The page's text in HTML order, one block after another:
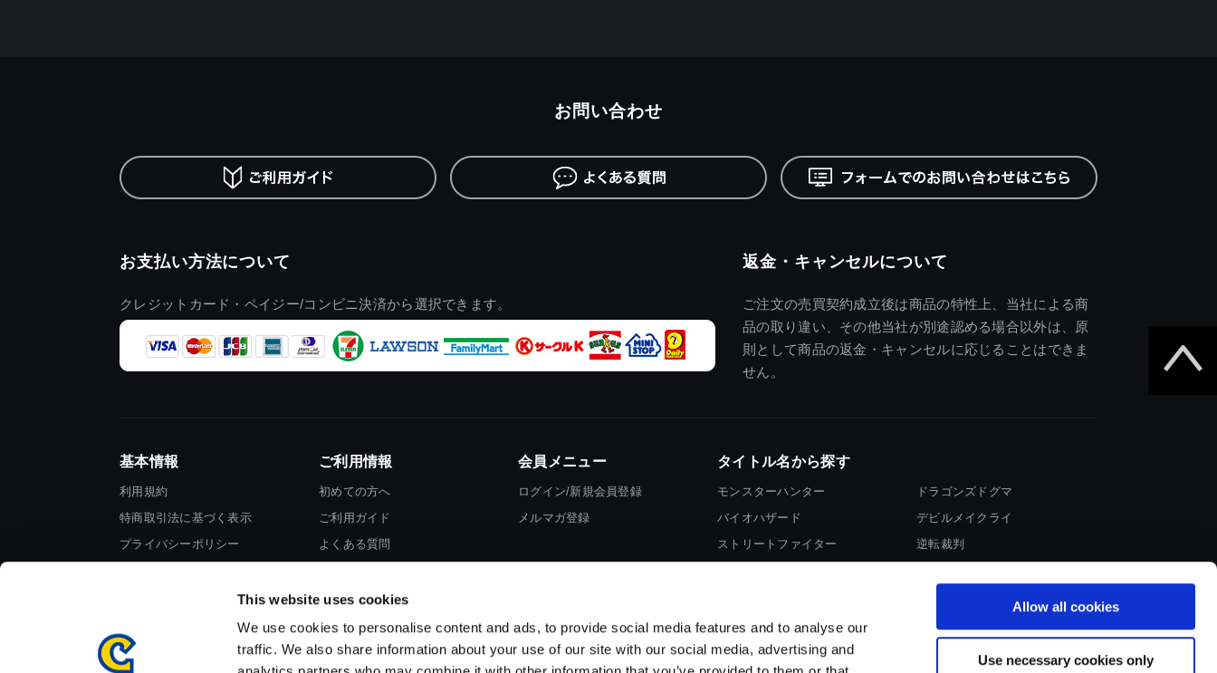
This website uses cookies
We use cookies to personalise content and ads, to provide social media features and to analyse our
traffic. We also share information about your use of our site with our social media, advertising and
Allow all cookies
Use necessary cookies only
お支払い方法について
クレジットカード・ペイジー/コンビニ決済から選択できます。
返金・キャンセルについて
ご注文の売買契約成立後は商品の特性上、当社による商
品の取り違い、その他当社が別途認める場合以外は、原
則として商品の返金・キャンセルに応じることはできま
せん。
お問い合わせ
基本情報
利用規約
特商取引法に基づく表示
プライバシーポリシー
ご利用情報
初めての方へ
ご利用ガイド
よくある質問
会員メニュー
ログイン/新規会員登録
メルマガ登録
タイトル名から探す
モンスターハンター
バイオハザード
ストリートファイター
ドラゴンズドグマ
デビルメイクライ
逆転裁判